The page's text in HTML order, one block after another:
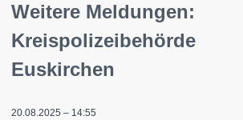
Weitere Meldungen:
Kreispolizeibehörde
Euskirchen
20.08.2025 – 14:55